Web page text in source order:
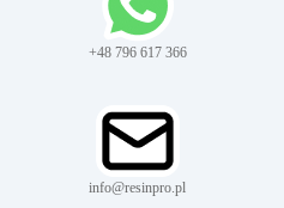
+48 796 617 366
info@resinpro.pl